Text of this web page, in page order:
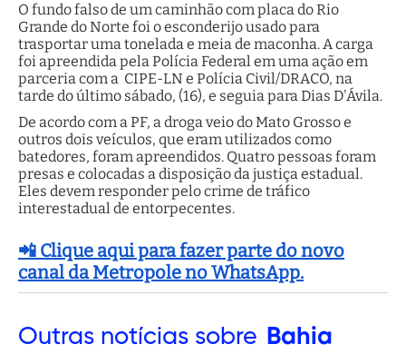
O fundo falso de um caminhão com placa do Rio
Grande do Norte foi o esconderijo usado para
trasportar uma tonelada e meia de maconha. A carga
foi apreendida pela Polícia Federal em uma ação em
parceria com a CIPE-LN e Polícia Civil/DRACO, na
tarde do último sábado, (16), e seguia para Dias D'Ávila.
De acordo com a PF, a droga veio do Mato Grosso e
outros dois veículos, que eram utilizados como
batedores, foram apreendidos. Quatro pessoas foram
presas e colocadas a disposição da justiça estadual.
Eles devem responder pelo crime de tráfico
interestadual de entorpecentes.
📲 Clique aqui para fazer parte do novo
canal da Metropole no WhatsApp.
Outras notícias sobre Bahia